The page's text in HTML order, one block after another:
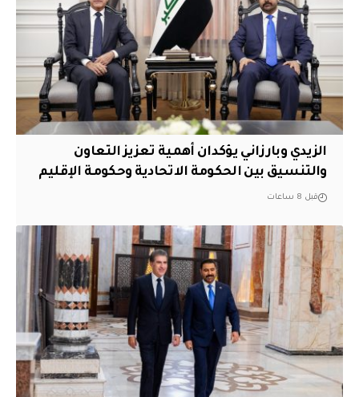
الزيدي وبارزاني يؤكدان أهمية تعزيز التعاون
والتنسيق بين الحكومة الاتحادية وحكومة الإقليم
قبل 8 ساعات